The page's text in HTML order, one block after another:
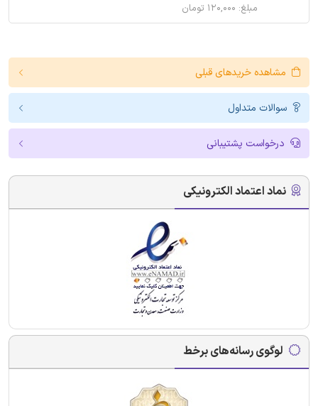
مبلغ: ۱۲۰,۰۰۰ تومان
مشاهده خریدهای قبلی
سوالات متداول
درخواست پشتیبانی
نماد اعتماد الکترونیکی
لوگوی رسانه‌های برخط